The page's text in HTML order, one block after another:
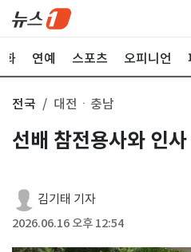
화 연예 스포츠 오피니언
전국 대전ㆍ충남
선배 참전용사와 인사
김기태 기자
2026.06.16 오후 12:54